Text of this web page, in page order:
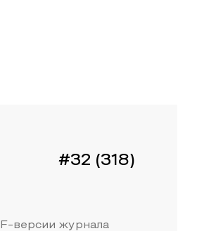
#32 (318)
версии журнала